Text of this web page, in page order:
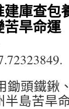
建庫查
苦旱命運
鋤頭鐵鍬
半島苦旱